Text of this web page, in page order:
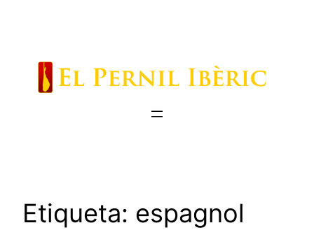
Etiqueta: espagnol